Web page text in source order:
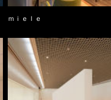
ｍｉｅｌｅ